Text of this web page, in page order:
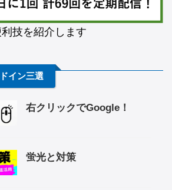
技を紹介します
イン三選
右クリックでGoogle！
蛍光と対策